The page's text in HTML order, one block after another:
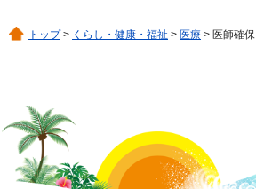
トップ> くらし・健康・福祉 > 医療 > 医師確保